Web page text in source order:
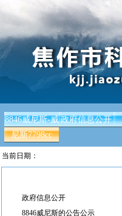
8846威尼斯-威
尼斯7798cc
政府信息公开
当前日期：
政府信息公开
8846威尼斯的公告公示